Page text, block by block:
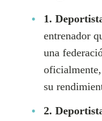
1.
entrenador
una
su
2.